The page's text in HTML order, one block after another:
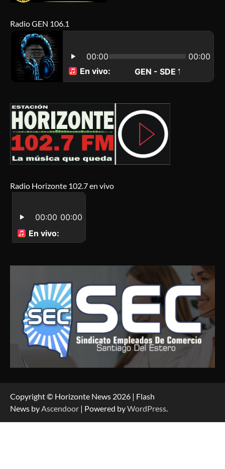
Radio GEN 106.1
Radio Horizonte 102.7 en vivo
Copyright © Horizonte News 2026 | Flash
News byAscendoor | Powered byWordPress.